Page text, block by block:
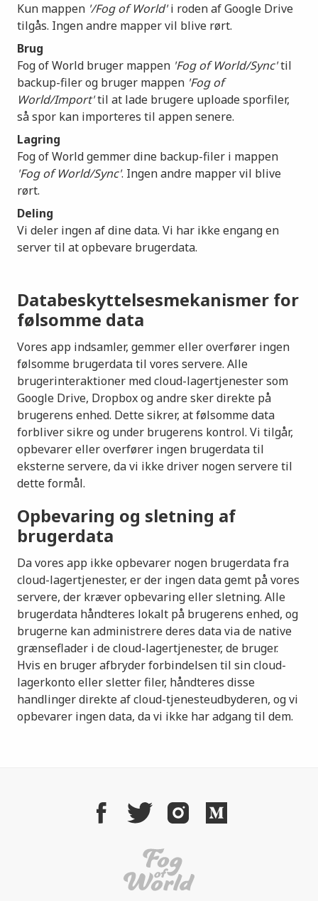
Kun mappen '/Fog of World'i roden af Google Drive
tilgås. Ingen andre mapper vil blive rørt.
Brug
Fog of World bruger mappen 'Fog of World/Sync'til
backup-filer og bruger mappen 'Fog of
World/Import'til at lade brugere uploade sporfiler,
så spor kan importeres til appen senere.
Lagring
Fog of World gemmer dine backup-filer i mappen
'Fog of World/Sync'. Ingen andre mapper vil blive
rørt.
Deling
Vi deler ingen af dine data. Vi har ikke engang en
server til at opbevare brugerdata.
Databeskyttelsesmekanismer for
følsomme data
Vores app indsamler, gemmer eller overfører ingen
følsomme brugerdata til vores servere. Alle
brugerinteraktioner med cloud-lagertjenester som
Google Drive, Dropbox og andre sker direkte på
brugerens enhed. Dette sikrer, at følsomme data
forbliver sikre og under brugerens kontrol. Vi tilgår,
opbevarer eller overfører ingen brugerdata til
eksterne servere, da vi ikke driver nogen servere til
dette formål.
Opbevaring og sletning af
brugerdata
Da vores app ikke opbevarer nogen brugerdata fra
cloud-lagertjenester, er der ingen data gemt på vores
servere, der kræver opbevaring eller sletning. Alle
brugerdata håndteres lokalt på brugerens enhed, og
brugerne kan administrere deres data via de native
grænseflader i de cloud-lagertjenester, de bruger.
Hvis en bruger afbryder forbindelsen til sin cloud-
lagerkonto eller sletter filer, håndteres disse
handlinger direkte af cloud-tjenesteudbyderen, og vi
opbevarer ingen data, da vi ikke har adgang til dem.